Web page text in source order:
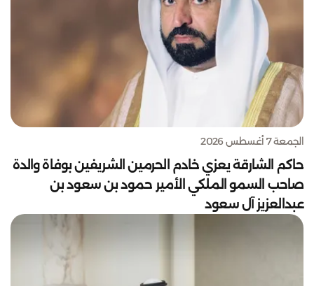
الجمعة 7 أغسطس 2026
حاكم الشارقة يعزي خادم الحرمين الشريفين بوفاة والدة
صاحب السمو الملكي الأمير حمود بن سعود بن
عبدالعزيز آل سعود